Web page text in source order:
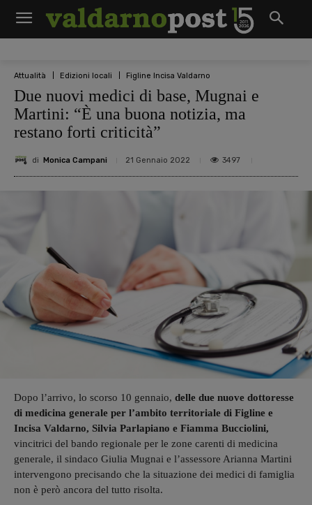
Attualità Edizioni locali Figline Incisa Valdarno
Due nuovi medici di base, Mugnai e
Martini: “È una buona notizia, ma
restano forti criticità”
di Monica Campani 21 Gennaio 2022 3497
Dopo l’arrivo, lo scorso 10 gennaio, delle due nuove dottoresse
di medicina generale per l’ambito territoriale di Figline e
Incisa Valdarno, Silvia Parlapiano e Fiamma Bucciolini,
vincitrici del bando regionale per le zone carenti di medicina
generale, il sindaco Giulia Mugnai e l’assessore Arianna Martini
intervengono precisando che la situazione dei medici di famiglia
non è però ancora del tutto risolta.